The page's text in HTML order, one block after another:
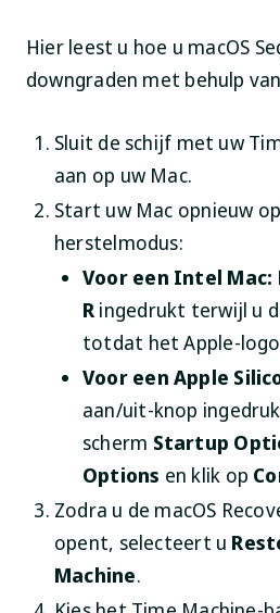
Hier leest u hoe u macOS
downgraden met behulp
Sluit de schijf met uw
aan op uw Mac.
Start uw Mac opnieuw
herstelmodus:
Voor een Intel Mac:
R ingedrukt terwijl u
totdat het Apple-
Voor een Apple
aan/uit-knop
scherm Startup
Options en klik op
Zodra u de macOS
opent, selecteert u
Machine.